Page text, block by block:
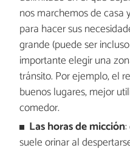
nos marchemos de
para hacer sus
grande (puede ser
importante elegir una
tránsito. Por ejemplo, el
buenos lugares, mejor
comedor.
Las horas de micción
suele orinar al